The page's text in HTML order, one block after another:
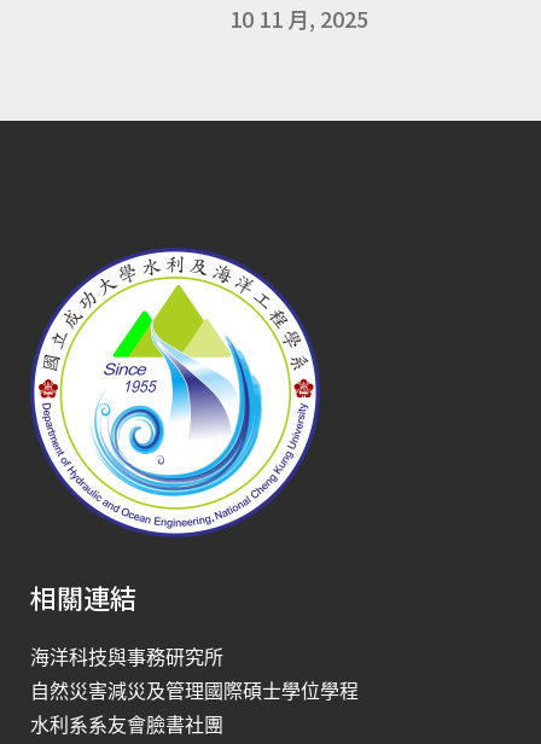
10 11 月, 2025
相關連結
海洋科技與事務研究所
自然災害減災及管理國際碩士學位學程
水利系系友會臉書社團